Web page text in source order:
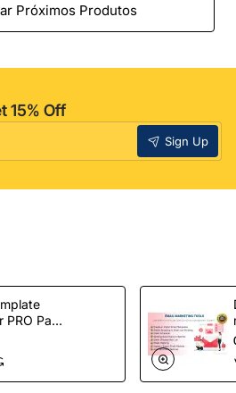
Próximos Produtos
15% Off
Sign Up
PRO Pack
de e-
para